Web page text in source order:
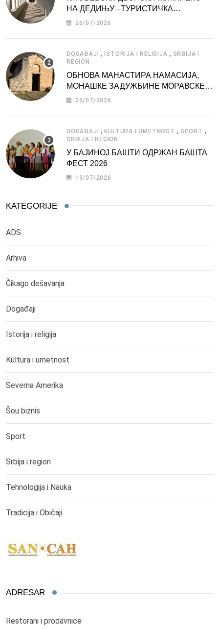
НА ДЕДИЊУ –ТУРИСТИЧКА
АТРАКЦИЈА
26/07/2026
DOGAĐAJI , ISTORIJA I RELIGIJA , SRBIJA I
REGION
ОБНОВА МАНАСТИРА НАМАСИЈА,
МОНАШКЕ ЗАДУЖБИНЕ МОРАВСКЕ
СРБИЈЕ
26/07/2026
DOGAĐAJI ,KULTURA I UMETNOST , SPORT ,
SRBIJA I REGION
У БАЈИНОЈ БАШТИ ОДРЖАН БАШТА
ФЕСТ 2026
13/07/2026
KATEGORIJE
ADS
Arhiva
Čikago dešavanja
Događaji
Istorija i religija
Kultura i umetnost
Severna Amerika
Šou biznis
Sport
Srbija i region
Tehnologija i Nauka
Tradicija i Običaji
ADRESAR
Restorani i prodavnice